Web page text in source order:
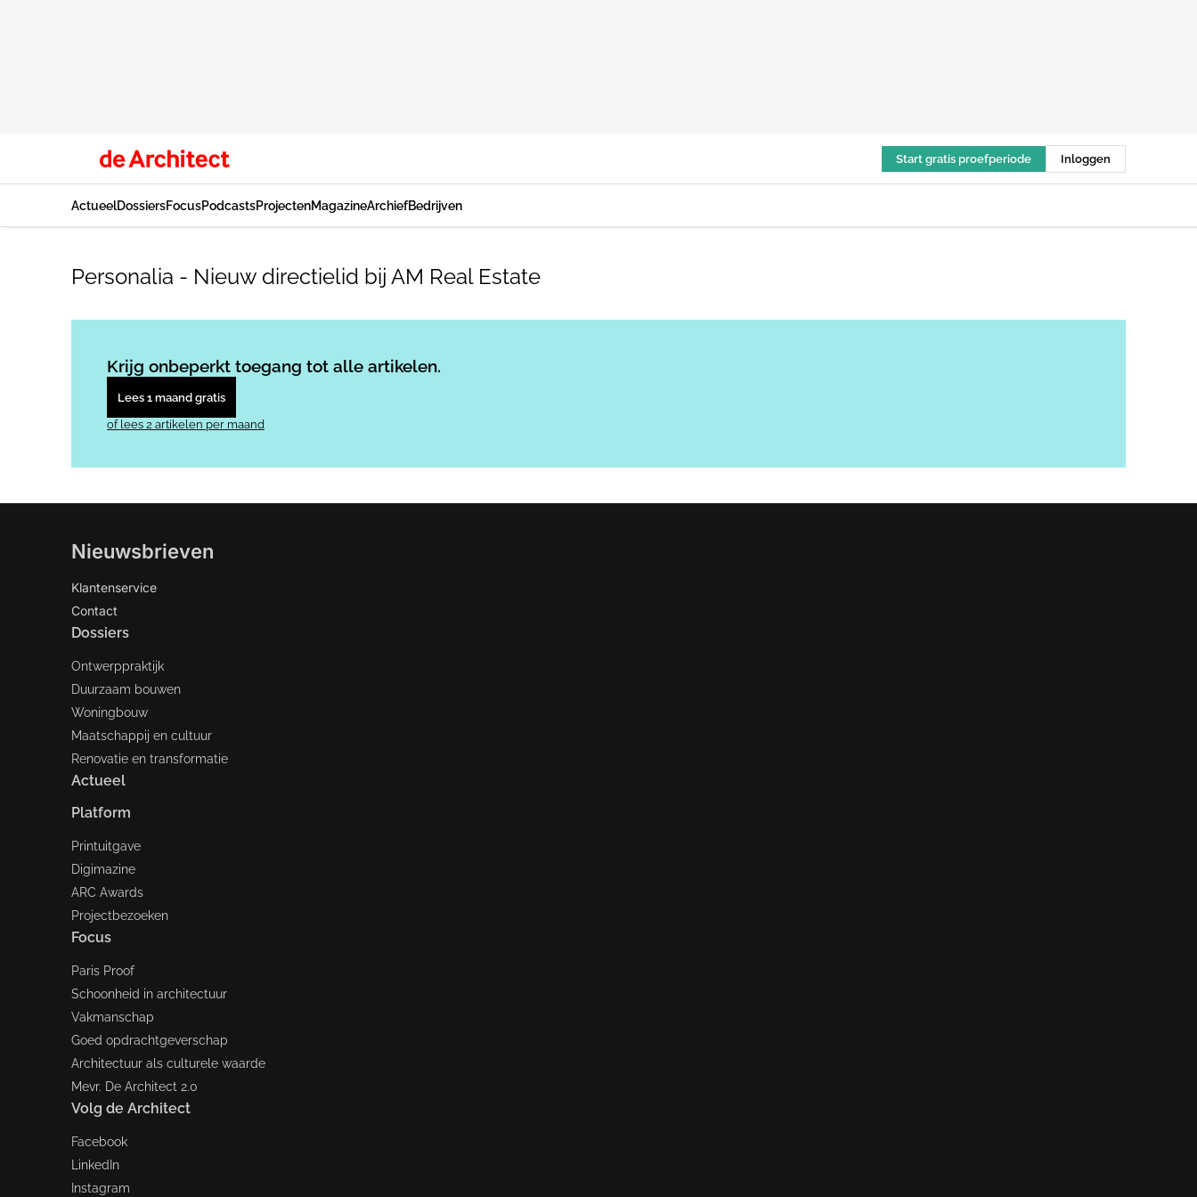
Start gratis proefperiode Inloggen
ActueelDossiersFocusPodcastsProjectenMagazineArchiefBedrijven
Personalia - Nieuw directielid bij AM Real Estate
Krijg onbeperkt toegang tot alle artikelen.
Lees 1 maand gratis
of lees 2 artikelen per maand
Nieuwsbrieven
Klantenservice
Contact
Dossiers
Ontwerppraktijk
Duurzaam bouwen
Woningbouw
Maatschappij en cultuur
Renovatie en transformatie
Actueel
Platform
Printuitgave
Digimazine
ARC Awards
Projectbezoeken
Focus
Paris Proof
Schoonheid in architectuur
Vakmanschap
Goed opdrachtgeverschap
Architectuur als culturele waarde
Mevr. De Architect 2.0
Volg de Architect
Facebook
LinkedIn
Instagram